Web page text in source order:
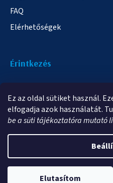
Ez az oldal sütiket használ.
elfogadja azok használatát.
be a süti tájékoztatóra mutató
Elutasítom
FAQ
Elérhetőségek
Érintkezés
info@elampa.hu